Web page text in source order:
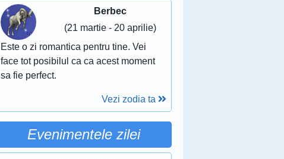
Berbec
(21 martie - 20 aprilie)
Este o zi romantica pentru tine. Vei
face tot posibilul ca ca acest moment
sa fie perfect.
Vezi zodia ta
Evenimentele zilei